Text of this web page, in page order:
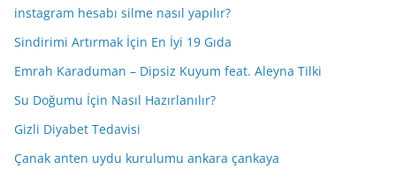
instagram hesabı silme nasıl yapılır?
Sindirimi Artırmak İçin En İyi 19 Gıda
Emrah Karaduman – Dipsiz Kuyum feat. Aleyna Tilki
Su Doğumu İçin Nasıl Hazırlanılır?
Gizli Diyabet Tedavisi
Çanak anten uydu kurulumu ankara çankaya